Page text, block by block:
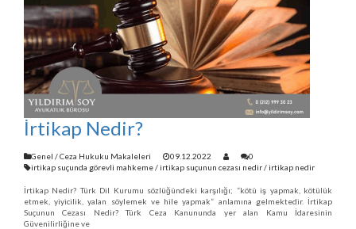
İrtikap Nedir?
Genel /Ceza Hukuku Makaleleri 09.12.2022
0
irtikap suçunda görevli mahkeme/irtikap suçunun cezası nedir/irtikap nedir
İrtikap Nedir? Türk Dil Kurumu sözlüğündeki karşılığı; “kötü iş yapmak, kötülük
etmek, yiyicilik, yalan söylemek ve hile yapmak” anlamına gelmektedir. İrtikap
Suçunun Cezası Nedir? Türk Ceza Kanununda yer alan Kamu İdaresinin
Güvenilirliğine ve